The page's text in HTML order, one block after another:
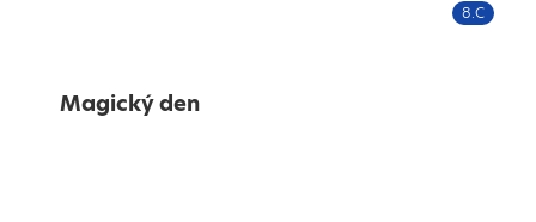
8.C
Magický den